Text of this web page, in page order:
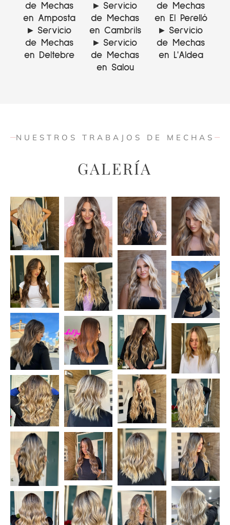
de Mechas
en Amposta
▸ Servicio
de Mechas
en Deltebre
▸ Servicio
de Mechas
en Cambrils
▸ Servicio
de Mechas
en Salou
de Mechas
en El Perelló
▸ Servicio
de Mechas
en L'Aldea
NUESTROS TRABAJOS DE MECHAS
GALERÍA